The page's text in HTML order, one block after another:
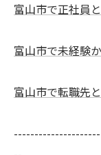
富山市で正社員
富山市で未経験
富山市で転職先